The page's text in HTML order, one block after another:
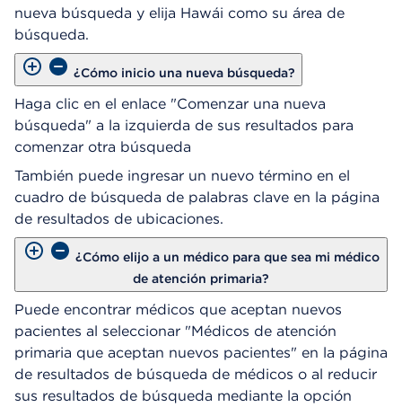
nueva búsqueda y elija Hawái como su área de
búsqueda.
¿Cómo inicio una nueva búsqueda?
Haga clic en el enlace "Comenzar una nueva
búsqueda" a la izquierda de sus resultados para
comenzar otra búsqueda
También puede ingresar un nuevo término en el
cuadro de búsqueda de palabras clave en la página
de resultados de ubicaciones.
¿Cómo elijo a un médico para que sea mi médico
de atención primaria?
Puede encontrar médicos que aceptan nuevos
pacientes al seleccionar "Médicos de atención
primaria que aceptan nuevos pacientes" en la página
de resultados de búsqueda de médicos o al reducir
sus resultados de búsqueda mediante la opción